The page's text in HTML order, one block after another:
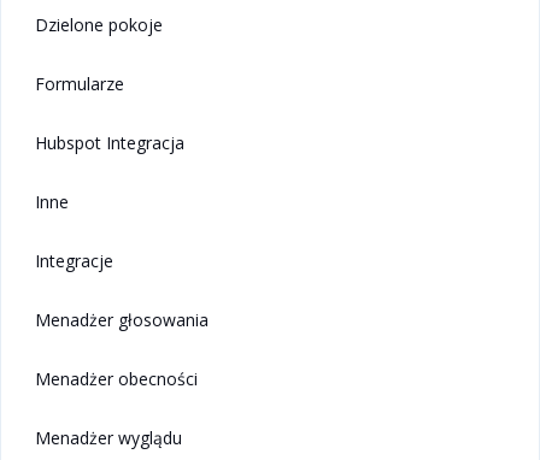
Dzielone pokoje
Formularze
Hubspot Integracja
Inne
Integracje
Menadżer głosowania
Menadżer obecności
Menadżer wyglądu